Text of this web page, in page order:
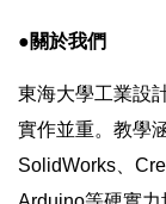
●關於我們
東海大學工業設
實作並重。教學
SolidWorks、